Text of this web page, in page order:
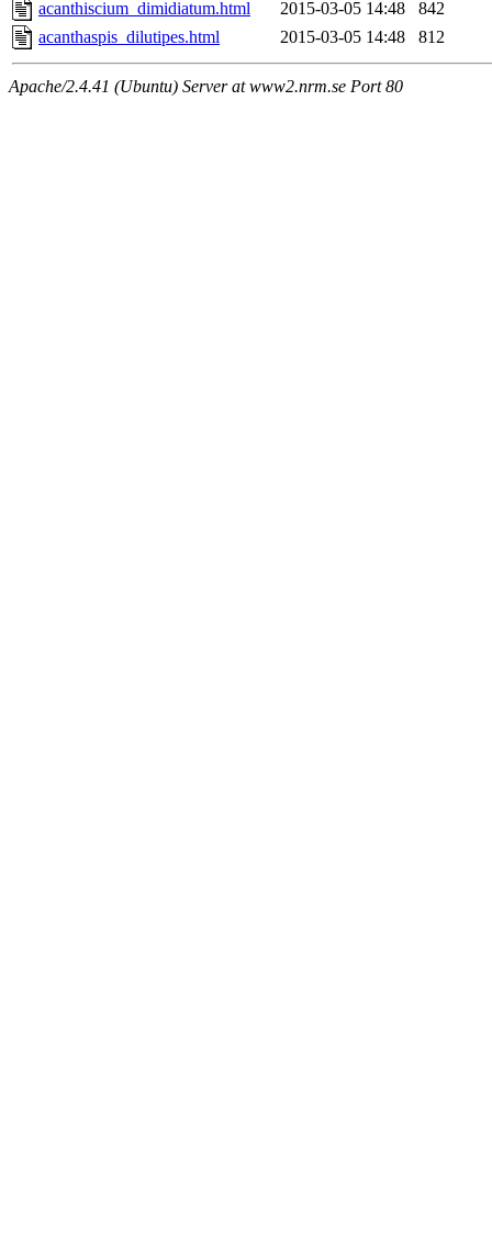
acanthiscium_dimidiatum.html 2015-03-05 14:48
842
acanthaspis_dilutipes.html
2015-03-05 14:48 812
Apache/2.4.41 (Ubuntu) Server at www2.nrm.se Port 80